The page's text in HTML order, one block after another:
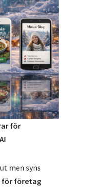
för
men syns
för företag